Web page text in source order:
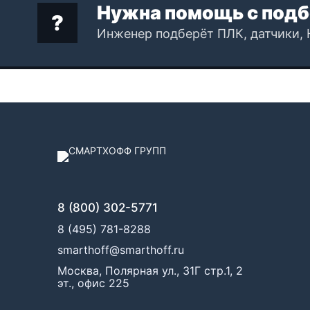
Нужна помощь с
Инженер подберёт ПЛК, датчики,
8 (800) 302-5771
8 (495) 781-8288
smarthoff@smarthoff.ru
Москва, Полярная ул., 31Г стр.1, 2
эт., офис 225